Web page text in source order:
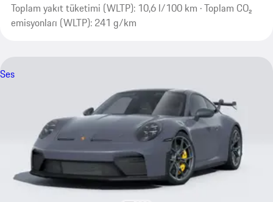
Toplam yakıt tüketimi (WLTP): 10,6 l/100 km · Toplam CO₂
emisyonları (WLTP): 241 g/km
Ses